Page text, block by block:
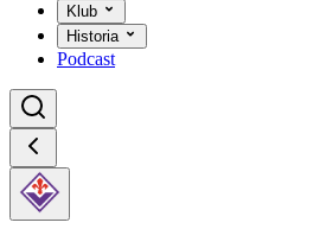
Klub
Historia
Podcast